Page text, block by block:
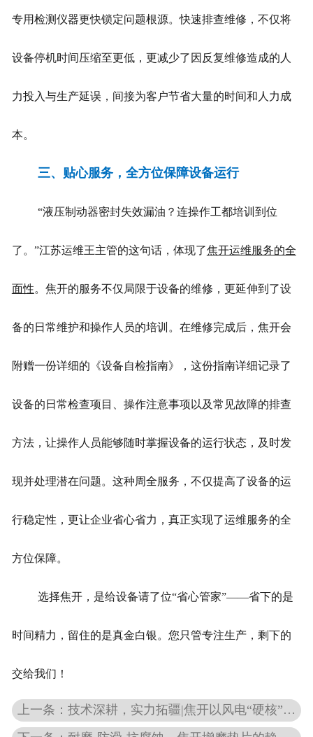
专用检测仪器更快锁定问题根源。快速排查维修，不仅将
设备停机时间压缩至更低，更减少了因反复维修造成的人
力投入与生产延误，间接为客户节省大量的时间和人力成
本。
三、贴心服务，全方位保障设备运行
“液压制动器密封失效漏油？连操作工都培训到位
了。”江苏运维王主管的这句话，体现了焦开运维服务的全
面性。焦开的服务不仅局限于设备的维修，更延伸到了设
备的日常维护和操作人员的培训。在维修完成后，焦开会
附赠一份详细的《设备自检指南》，这份指南详细记录了
设备的日常检查项目、操作注意事项以及常见故障的排查
方法，让操作人员能够随时掌握设备的运行状态，及时发
现并处理潜在问题。这种周全服务，不仅提高了设备的运
行稳定性，更让企业省心省力，真正实现了运维服务的全
方位保障。
选择焦开，是给设备请了位“省心管家”——省下的是
时间精力，留住的是真金白银。您只管专注生产，剩下的
交给我们！
上一条：技术深耕，实力拓疆|焦开以风电“硬核”技术赋能港机安全新高度